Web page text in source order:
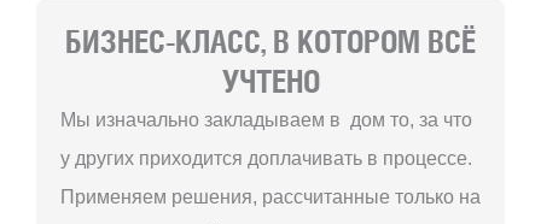
БИЗНЕС-КЛАСС, В КОТОРОМ ВСЁ
УЧТЕНО
Мы изначально закладываем в дом то, за что
у других приходится доплачивать в процессе.
Применяем решения, рассчитанные только на